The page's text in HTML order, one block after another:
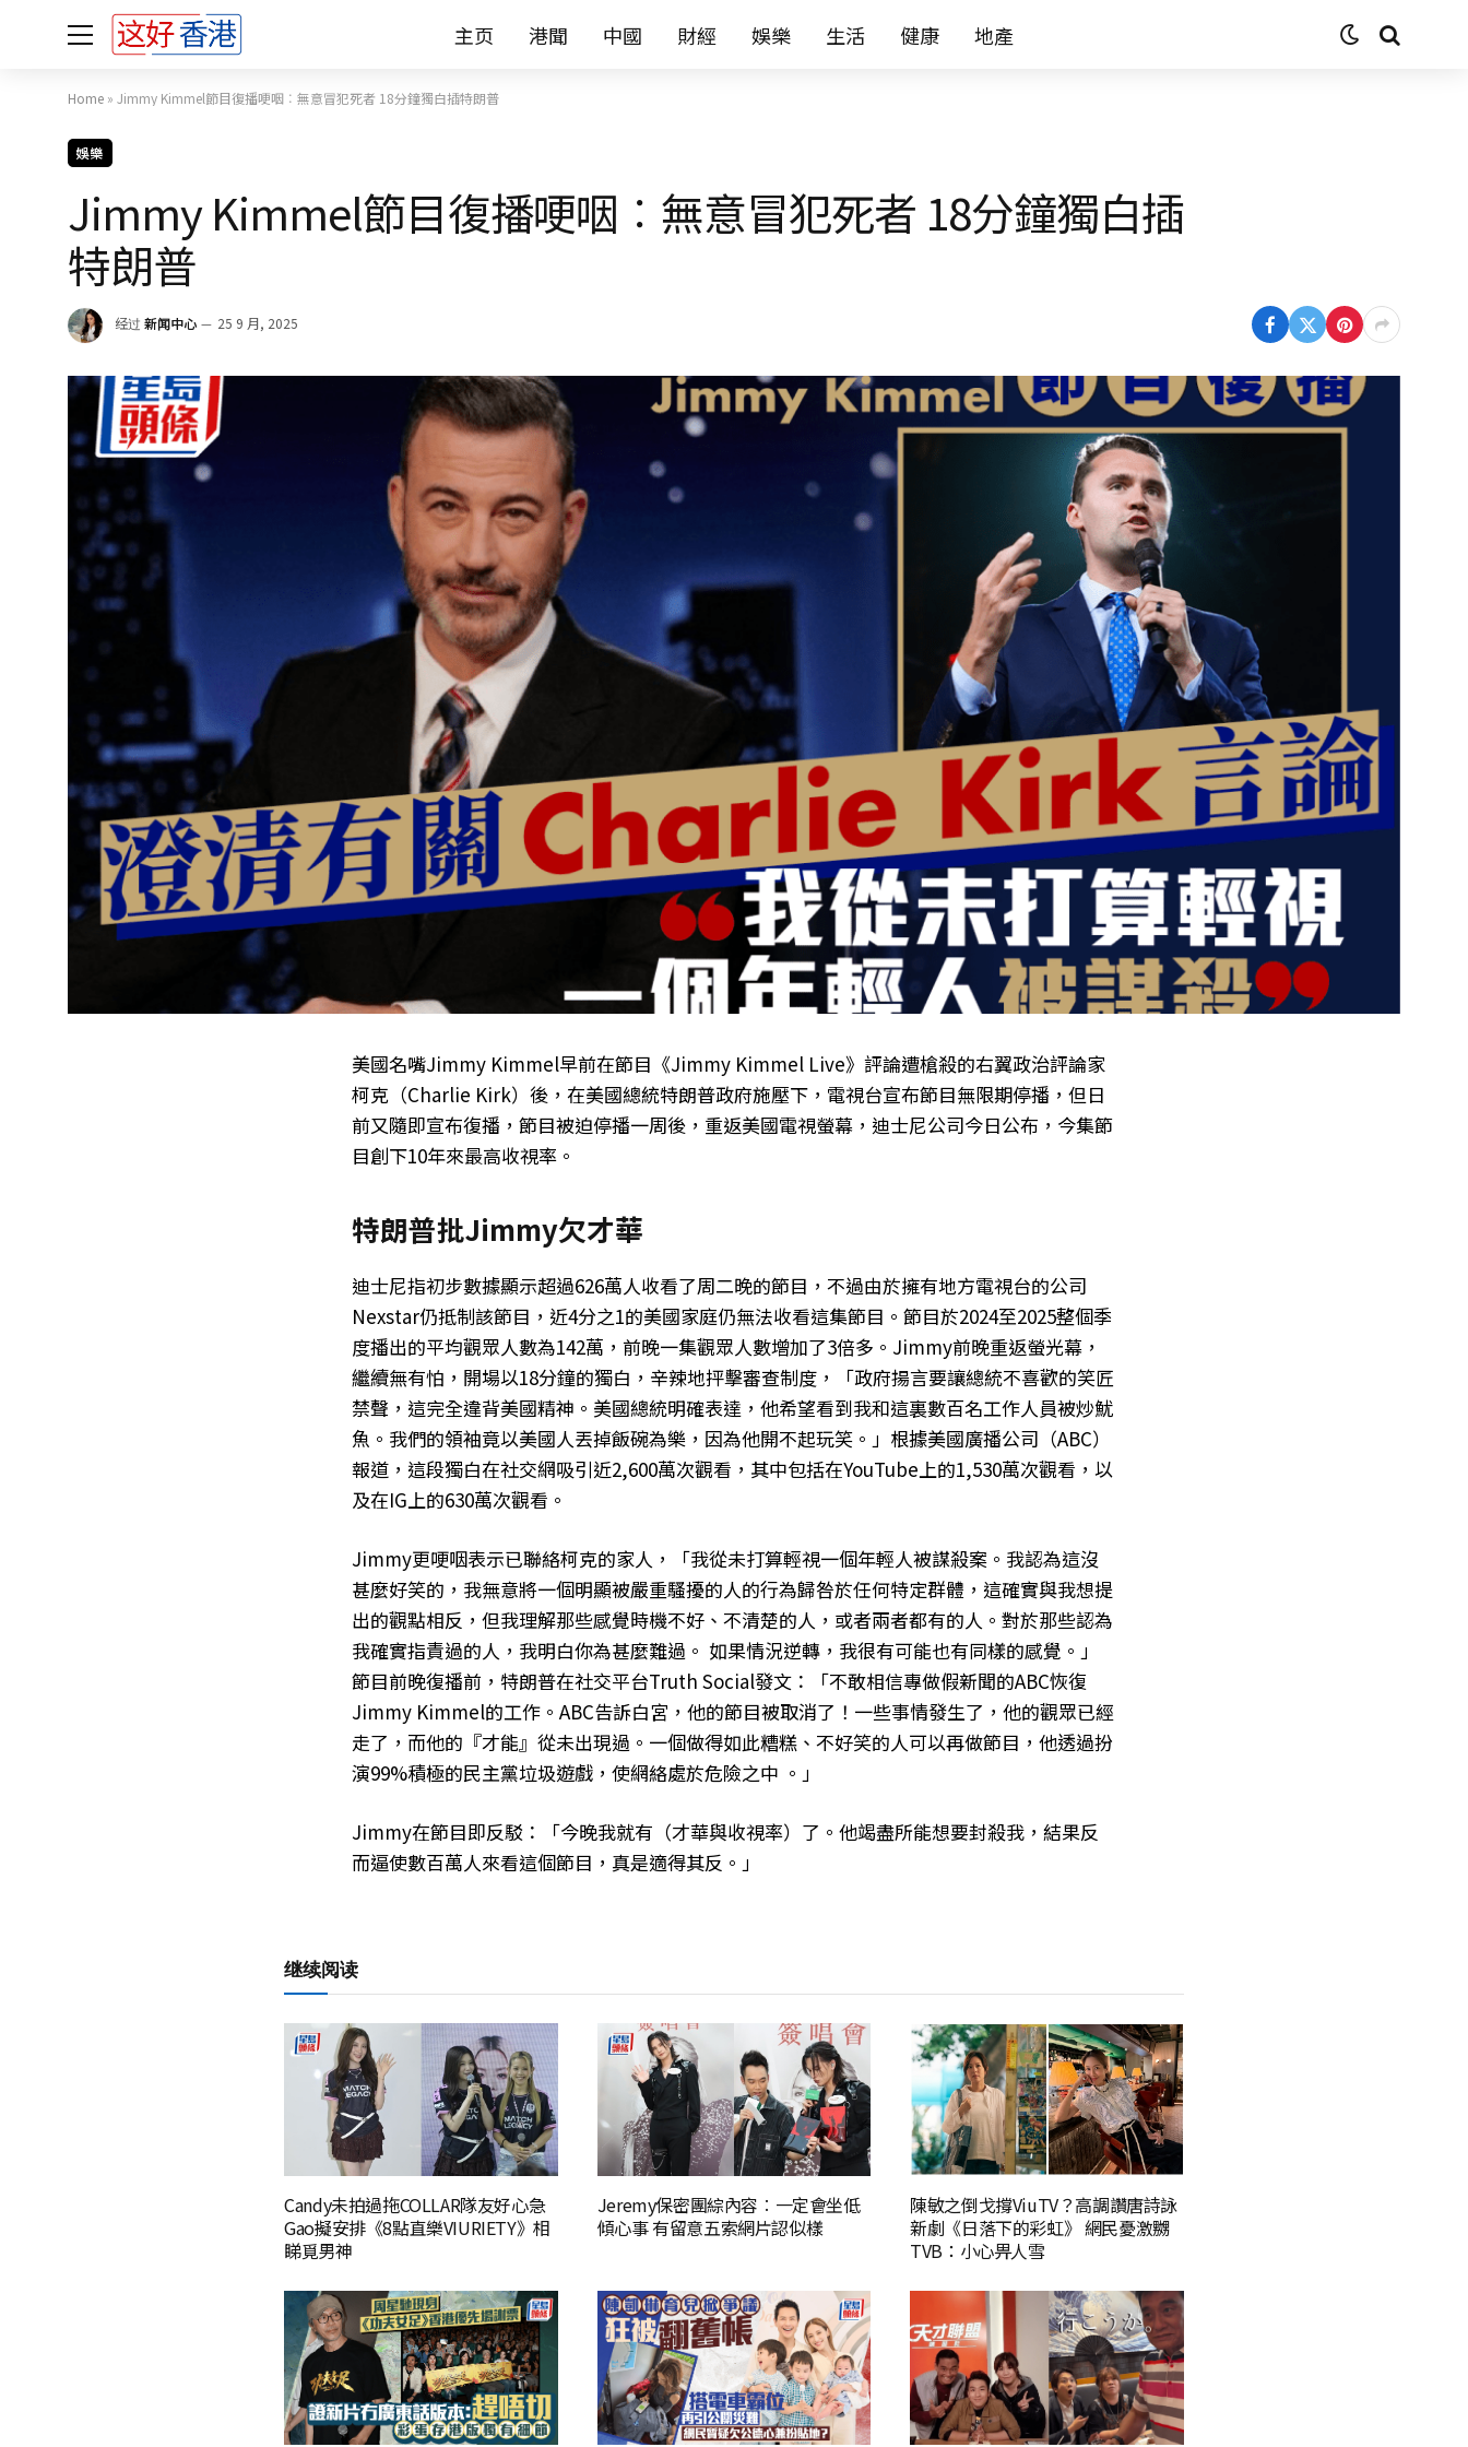
主页 港聞 中國 財經 娛樂 生活 健康 地產
Home » Jimmy Kimmel節目復播哽咽︰無意冒犯死者 18分鐘獨白插特朗普
娛樂
Jimmy Kimmel節目復播哽咽︰無意冒犯死者 18分鐘獨白插
特朗普
经过 新闻中心 25 9 月, 2025
美國名嘴Jimmy Kimmel早前在節目《Jimmy Kimmel Live》評論遭槍殺的右翼政治評論家
柯克（Charlie Kirk）後，在美國總統特朗普政府施壓下，電視台宣布節目無限期停播，但日
前又隨即宣布復播，節目被迫停播一周後，重返美國電視螢幕，迪士尼公司今日公布，今集節
目創下10年來最高收視率。
特朗普批Jimmy欠才華
迪士尼指初步數據顯示超過626萬人收看了周二晚的節目，不過由於擁有地方電視台的公司
Nexstar仍抵制該節目，近4分之1的美國家庭仍無法收看這集節目。節目於2024至2025整個季
度播出的平均觀眾人數為142萬，前晚一集觀眾人數增加了3倍多。Jimmy前晚重返螢光幕，
繼續無有怕，開場以18分鐘的獨白，辛辣地抨擊審查制度，「政府揚言要讓總統不喜歡的笑匠
禁聲，這完全違背美國精神。美國總統明確表達，他希望看到我和這裏數百名工作人員被炒魷
魚。我們的領袖竟以美國人丟掉飯碗為樂，因為他開不起玩笑。」根據美國廣播公司（ABC）
報道，這段獨白在社交網吸引近2,600萬次觀看，其中包括在YouTube上的1,530萬次觀看，以
及在IG上的630萬次觀看。
Jimmy更哽咽表示已聯絡柯克的家人，「我從未打算輕視一個年輕人被謀殺案。我認為這沒
甚麼好笑的，我無意將一個明顯被嚴重騷擾的人的行為歸咎於任何特定群體，這確實與我想提
出的觀點相反，但我理解那些感覺時機不好、不清楚的人，或者兩者都有的人。對於那些認為
我確實指責過的人，我明白你為甚麼難過。 如果情況逆轉，我很有可能也有同樣的感覺。」
節目前晚復播前，特朗普在社交平台Truth Social發文：「不敢相信專做假新聞的ABC恢復
Jimmy Kimmel的工作。ABC告訴白宮，他的節目被取消了！一些事情發生了，他的觀眾已經
走了，而他的『才能』從未出現過。一個做得如此糟糕、不好笑的人可以再做節目，他透過扮
演99%積極的民主黨垃圾遊戲，使網絡處於危險之中 。」
Jimmy在節目即反駁：「今晚我就有（才華與收視率）了。他竭盡所能想要封殺我，結果反
而逼使數百萬人來看這個節目，真是適得其反。」
继续阅读
Candy未拍過拖COLLAR隊友好心急
Gao擬安排《8點直樂VIURIETY》相
睇覓男神
Jeremy保密團綜內容︰一定會坐低
傾心事 有留意五索網片認似樣
陳敏之倒戈撐ViuTV？高調讚唐詩詠
新劇《日落下的彩虹》 網民憂激嬲
TVB：小心畀人雪